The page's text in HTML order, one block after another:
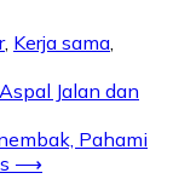
, Kerja sama,
Jalan dan
Pahami
⟶